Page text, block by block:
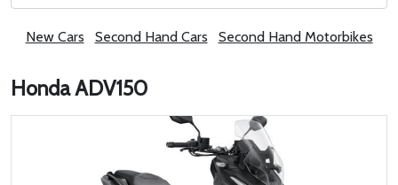
New Cars Second Hand Cars Second Hand Motorbikes
Honda ADV150